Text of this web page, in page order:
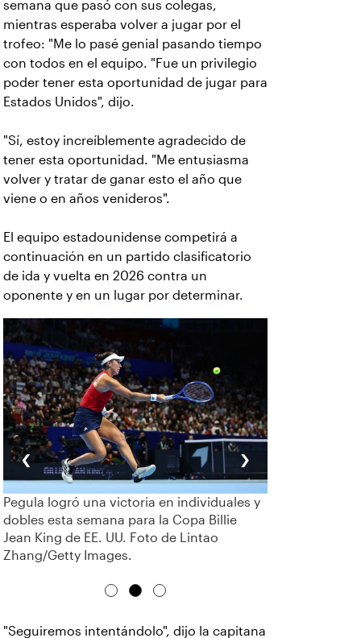
semana que pasó con sus colegas,
mientras esperaba volver a jugar por el
trofeo: "Me lo pasé genial pasando tiempo
con todos en el equipo. "Fue un privilegio
poder tener esta oportunidad de jugar para
Estados Unidos", dijo.
"Sí, estoy increíblemente agradecido de
tener esta oportunidad. "Me entusiasma
volver y tratar de ganar esto el año que
viene o en años venideros".
El equipo estadounidense competirá a
continuación en un partido clasificatorio
de ida y vuelta en 2026 contra un
oponente y en un lugar por determinar.
‹
Pegula logró una victoria en individuales y
dobles esta semana para la Copa Billie
Jean King de EE. UU. Foto de Lintao
Zhang/Getty Images.
›
"Seguiremos intentándolo", dijo la capitana